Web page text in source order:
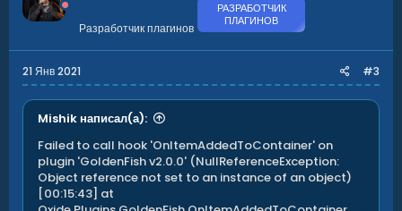
Разработчик плагинов
РАЗРАБОТЧИК
ПЛАГИНОВ
21 Янв 2021 #3
Mishik написал(а):
Failed to call hook 'OnItemAddedToContainer' on
plugin 'GoldenFish v2.0.0' (NullReferenceException:
Object reference not set to an instance of an object)
[00:15:43] at